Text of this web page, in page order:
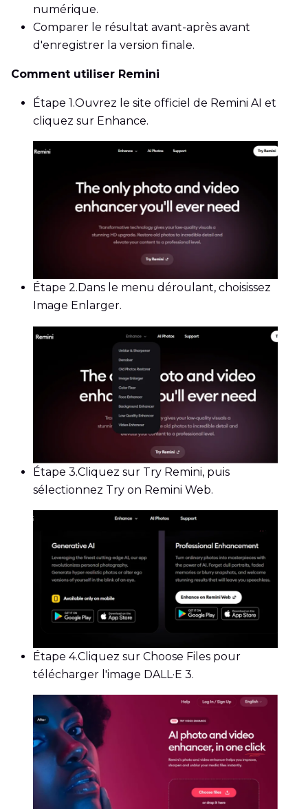
numérique.
Comparer le résultat avant-après avant
d'enregistrer la version finale.
Comment utiliser Remini
Étape 1.Ouvrez le site officiel de Remini AI et
cliquez sur Enhance.
Étape 2.Dans le menu déroulant, choisissez
Image Enlarger.
Étape 3.Cliquez sur Try Remini, puis
sélectionnez Try on Remini Web.
Étape 4.Cliquez sur Choose Files pour
télécharger l'image DALL·E 3.